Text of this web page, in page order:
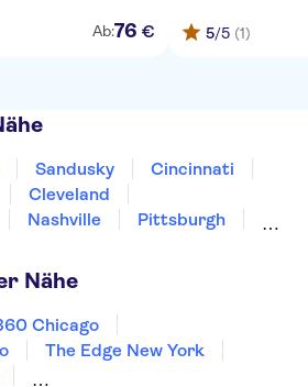
Ab:76 € 5/5 (1)
Sandusky
Cincinnati
Cleveland
Nashville
Pittsburgh
Nähe
Chicago
The Edge New York